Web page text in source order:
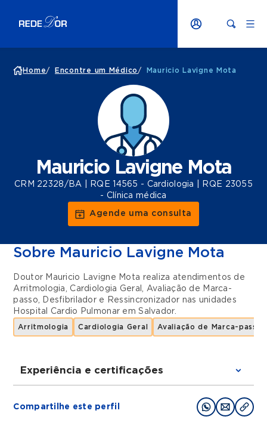
Home/ Encontre um Médico / Mauricio Lavigne Mota
Mauricio Lavigne Mota
CRM 22328/BA | RQE 14565 - Cardiologia | RQE 23055
- Clínica médica
Agende uma consulta
Sobre Mauricio Lavigne Mota
Doutor Mauricio Lavigne Mota realiza atendimentos de
Arritmologia, Cardiologia Geral, Avaliação de Marca-
passo, Desfibrilador e Ressincronizador nas unidades
Hospital Cardio Pulmonar emSalvador.
Arritmologia Cardiologia Geral Avaliação de Marca-
Experiência e certificações
Compartilhe este perfil